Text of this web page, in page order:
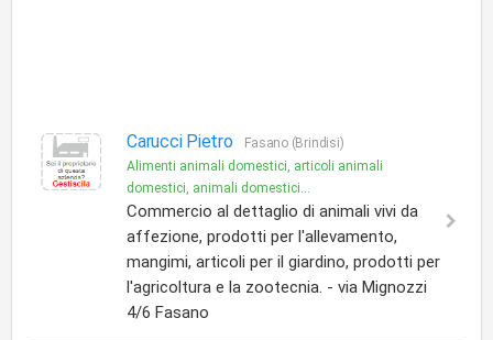
Carucci Pietro
Fasano (Brindisi)
Alimenti animali domestici, articoli animali
domestici, animali domestici...
Commercio al dettaglio di animali vivi da
affezione, prodotti per l'allevamento,
mangimi, articoli per il giardino, prodotti per
l'agricoltura e la zootecnia. - via Mignozzi
4/6 Fasano